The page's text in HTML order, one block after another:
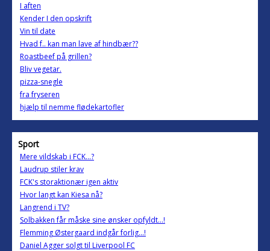
I aften
Kender I den opskrift
Vin til date
Hvad f.. kan man lave af hindbær??
Roastbeef på grillen?
Bliv vegetar.
pizza-snegle
fra fryseren
hjælp til nemme flødekartofler
Sport
Mere vildskab i FCK...?
Laudrup stiler krav
FCK's storaktionær igen aktiv
Hvor langt kan Kiesa nå?
Langrend i TV?
Solbakken får måske sine ønsker opfyldt...!
Flemming Østergaard indgår forlig...!
Daniel Agger solgt til Liverpool FC